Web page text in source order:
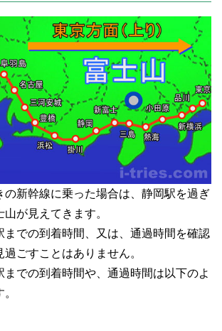
の新幹線に乗った場合は、静岡駅を過ぎ
が見えてきます。
までの到着時間、又は、通過時間を確認
ごすことはありません。
までの到着時間や、通過時間は以下のよ